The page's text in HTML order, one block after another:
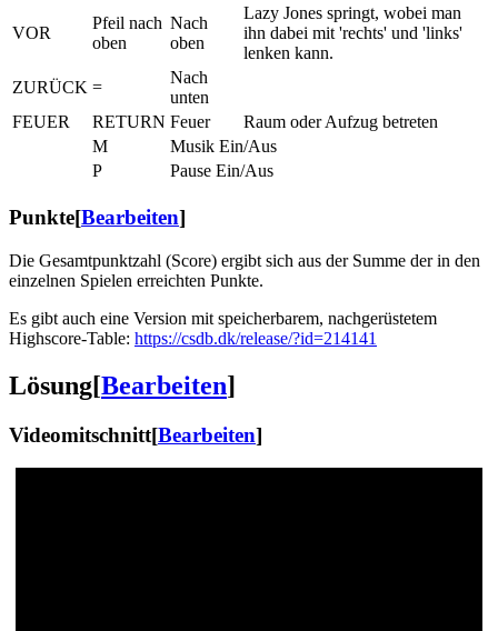
VOR
Pfeil nach
oben
Nach
oben
Lazy Jones springt, wobei man
ihn dabei mit 'rechts' und 'links'
lenken kann.
ZURÜCK =
Nach
unten
FEUER
RETURN Feuer
Raum oder Aufzug betreten
M
Musik Ein/Aus
P
Pause Ein/Aus
Punkte[Bearbeiten]
Die Gesamtpunktzahl (Score) ergibt sich aus der Summe der in den
einzelnen Spielen erreichten Punkte.
Es gibt auch eine Version mit speicherbarem, nachgerüstetem
Highscore-Table: https://csdb.dk/release/?id=214141
Lösung[Bearbeiten]
Videomitschnitt[Bearbeiten]